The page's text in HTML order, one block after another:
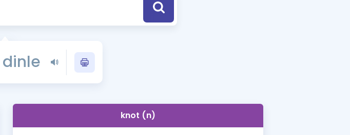
Blog
YDS - YÖKDİL Tüm Sınavlarla İlgili Haberler
İngilizce Gramer
knot (n)